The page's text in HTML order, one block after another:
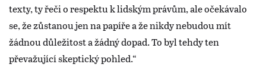
texty, ty řeči o respektu k lidským právům, ale očekávalo
se, že zůstanou jen na papíře a že nikdy nebudou mít
žádnou důležitost a žádný dopad. To byl tehdy ten
převažující skeptický pohled.“